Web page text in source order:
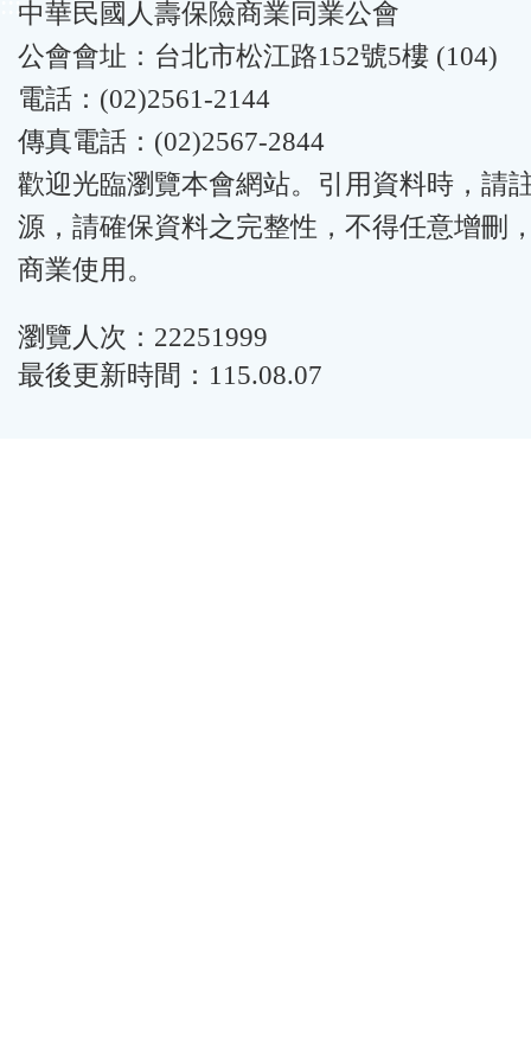
中華民國人壽保險商業同業公會
公會會址：台北市松江路152號5樓 (104)
電話：(02)2561-2144
傳真電話：(02)2567-2844
歡迎光臨瀏覽本會網站。引用資料時，請
源，請確保資料之完整性，不得任意增刪
商業使用。
瀏覽人次：22251999
最後更新時間：115.08.07